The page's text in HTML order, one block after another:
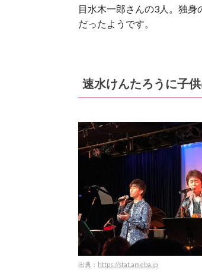
目水木一郎さんの3人。独
だったようです。
速水けんたろうに子
出典： https://stat.ameba.jp